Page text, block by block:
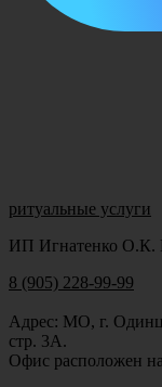
ритуальные услуги
ИП Игнатенко О.К.
8 (905) 228-99-99
Адрес: МО, г.
стр. 3А.
Офис расположен